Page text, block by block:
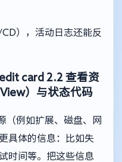
），活动日志还能反
card 2.2 查看资
）与状态代码
（例如扩展、磁盘、网
具体的信息：比如失
时间等。把这些信息